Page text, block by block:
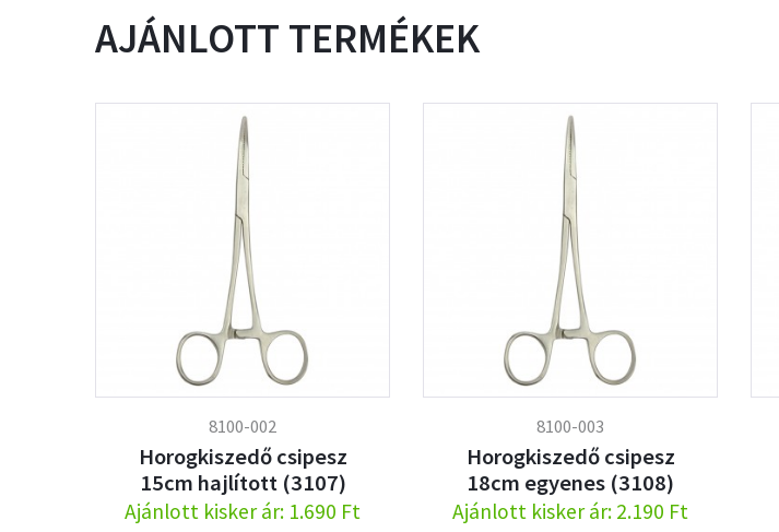
AJÁNLOTT TERMÉKEK
8100-002
Horogkiszedő csipesz
15cm hajlított (3107)
Ajánlott kisker ár: 1.690 Ft
8100-003
Horogkiszedő csipesz
18cm egyenes (3108)
Ajánlott kisker ár: 2.190 Ft